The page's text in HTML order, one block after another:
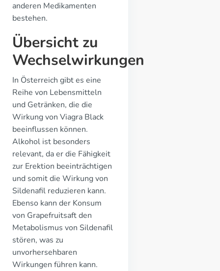
anderen Medikamenten
bestehen.
Übersicht zu
Wechselwirkungen
In Österreich gibt es eine
Reihe von Lebensmitteln
und Getränken, die die
Wirkung von Viagra Black
beeinflussen können.
Alkohol ist besonders
relevant, da er die Fähigkeit
zur Erektion beeinträchtigen
und somit die Wirkung von
Sildenafil reduzieren kann.
Ebenso kann der Konsum
von Grapefruitsaft den
Metabolismus von Sildenafil
stören, was zu
unvorhersehbaren
Wirkungen führen kann.